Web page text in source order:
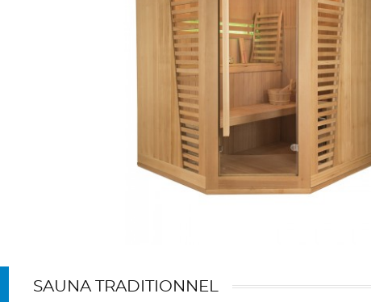
SAUNA TRADITIONNEL